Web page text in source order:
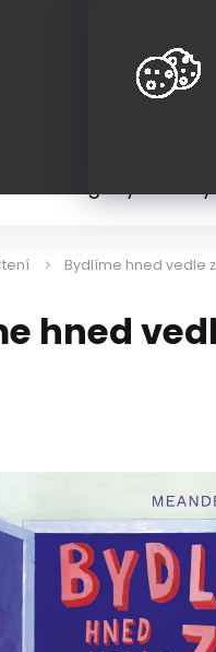
Bydlíme hned vedle
hned